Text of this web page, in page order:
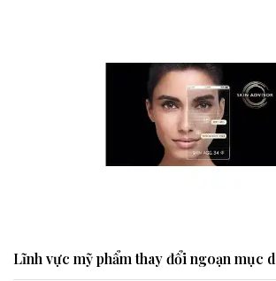
Lĩnh vực mỹ phẩm thay đổi ngoạn mục